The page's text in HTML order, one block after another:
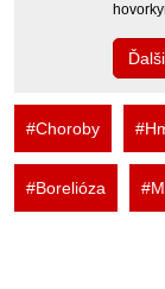
#Choroby
#Borelióza